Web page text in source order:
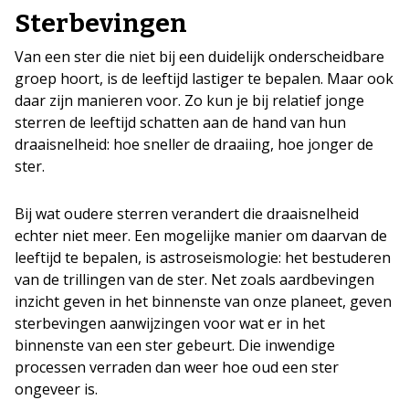
Sterbevingen
Van een ster die niet bij een duidelijk onderscheidbare
groep hoort, is de leeftijd lastiger te bepalen. Maar ook
daar zijn manieren voor. Zo kun je bij relatief jonge
sterren de leeftijd schatten aan de hand van hun
draaisnelheid: hoe sneller de draaiing, hoe jonger de
ster.
Bij wat oudere sterren verandert die draaisnelheid
echter niet meer. Een mogelijke manier om daarvan de
leeftijd te bepalen, is astroseismologie: het bestuderen
van de trillingen van de ster. Net zoals aardbevingen
inzicht geven in het binnenste van onze planeet, geven
sterbevingen aanwijzingen voor wat er in het
binnenste van een ster gebeurt. Die inwendige
processen verraden dan weer hoe oud een ster
ongeveer is.